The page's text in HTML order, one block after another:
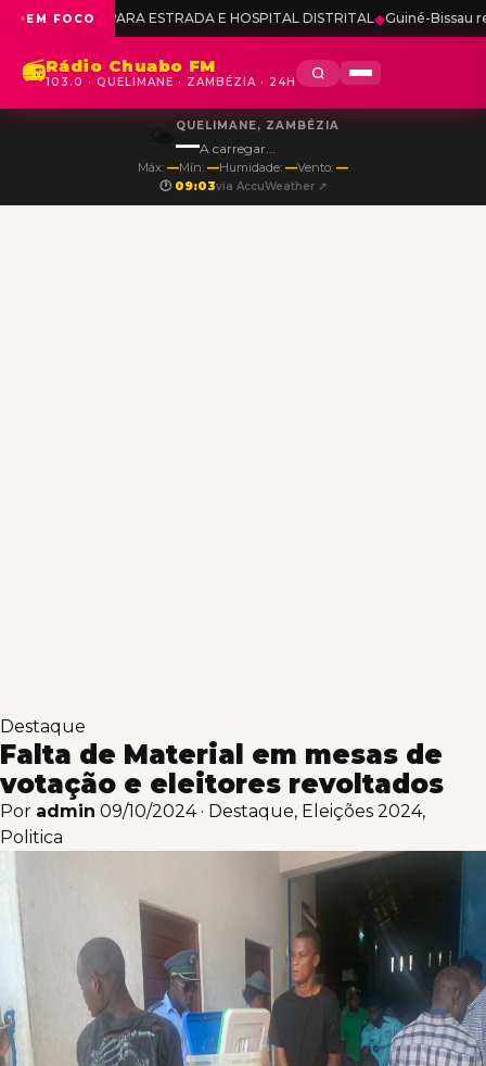
EM FOCO
PARA ESTRADA E HOSPITAL DISTRITAL◆Guiné-Bissau reafirma
📻Rádio Chuabo FM
103.0 · QUELIMANE · ZAMBÉZIA · 24H
QUELIMANE, ZAMBÉZIA
—A carregar...
Máx: —Mín: —Humidade: —Vento: —
🕐 09:03via AccuWeather ↗
Destaque
Falta de Material em mesas de
votação e eleitores revoltados
Por admin 09/10/2024 · Destaque, Eleições 2024,
Politica